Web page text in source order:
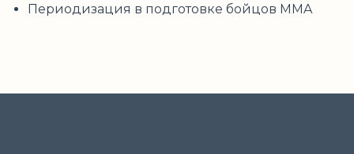
Периодизация в подготовке бойцов MMA